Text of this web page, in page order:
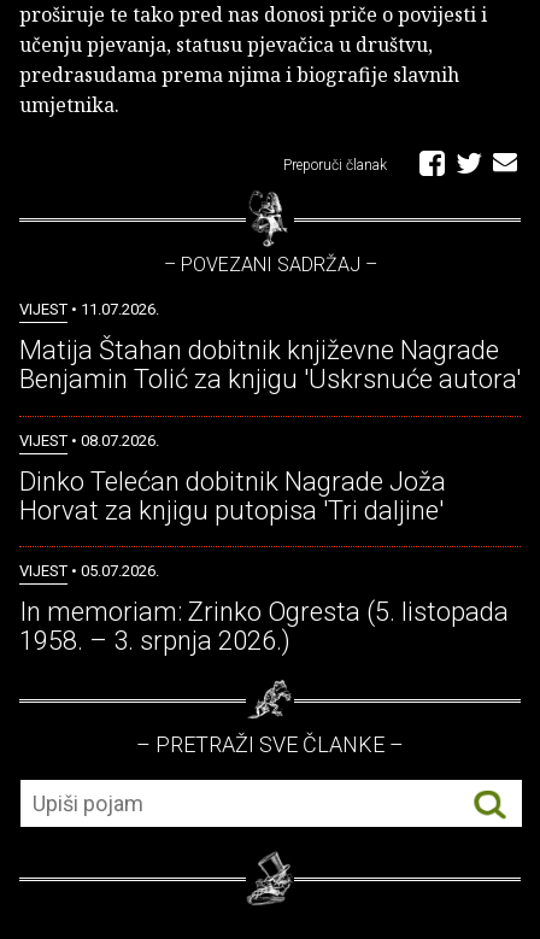
proširuje te tako pred nas donosi priče o povijesti i
učenju pjevanja, statusu pjevačica u društvu,
predrasudama prema njima i biografije slavnih
umjetnika.
Preporuči članak
– POVEZANI SADRŽAJ –
VIJEST • 11.07.2026.
Matija Štahan dobitnik književne Nagrade
Benjamin Tolić za knjigu 'Uskrsnuće autora'
VIJEST • 08.07.2026.
Dinko Telećan dobitnik Nagrade Joža
Horvat za knjigu putopisa 'Tri daljine'
VIJEST • 05.07.2026.
In memoriam: Zrinko Ogresta (5. listopada
1958. – 3. srpnja 2026.)
– PRETRAŽI SVE ČLANKE –